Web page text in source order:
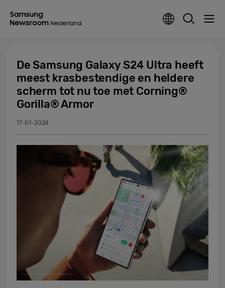
De Samsung Galaxy S24 Ultra heeft
meest krasbestendige en heldere
scherm tot nu toe met Corning®
Gorilla® Armor
17-01-2024